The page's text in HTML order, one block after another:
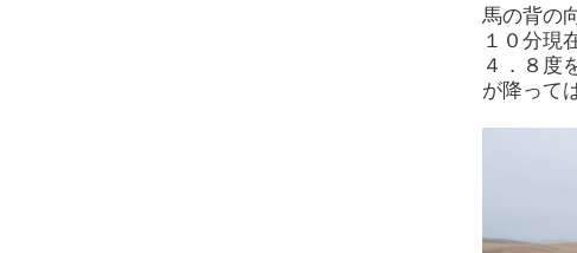
馬の背の
１０分現
４．８度
が降って